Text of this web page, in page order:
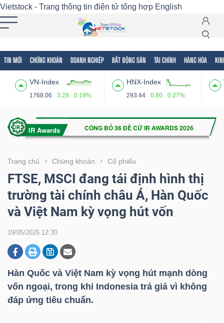
Vietstock - Trang thông tin điện tử tổng hợp English
TIN MỚI CHỨNG KHOÁN DOANH NGHIỆP BẤT ĐỘNG SẢN TÀI CHÍNH HÀNG HÓA
VN-Index
1768.06 3.28 0.19%
HNX-Index
293.44 0.80 0.27%
Trang chủ Chứng khoán Cổ phiếu
FTSE, MSCI đang tái định hình thị
trường tài chính châu Á, Hàn Quốc
và Việt Nam kỳ vọng hút vốn
19/05/2026 12:30
Hàn Quốc và Việt Nam kỳ vọng hút mạnh dòng
vốn ngoại, trong khi Indonesia trả giá vì không
đáp ứng tiêu chuẩn.
Tất cả Tính năng Ngành Mã chứng khoán
Tính
(-)
VIETSTOCK
CHỨNG
KHOÁN
DOANH
NGHIỆP